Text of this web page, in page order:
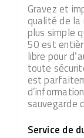
Gravez et
qualité de la
plus simple
50 est
libre pour
toute
est
sauvegarde
Service de